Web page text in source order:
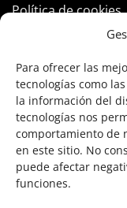
Para ofrecer las
tecnologías como
la información del
tecnologías nos
comportamiento de
en este sitio. No
puede afectar
funciones.
Política de cookies
Control Acceso
Hogar Inteligente
Incendio
Intrusión